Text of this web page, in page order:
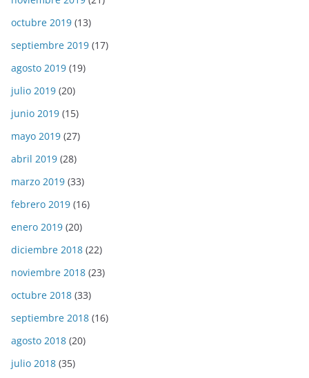
octubre 2019 (13)
septiembre 2019 (17)
agosto 2019 (19)
julio 2019 (20)
junio 2019 (15)
mayo 2019 (27)
abril 2019 (28)
marzo 2019 (33)
febrero 2019 (16)
enero 2019 (20)
diciembre 2018 (22)
noviembre 2018 (23)
octubre 2018 (33)
septiembre 2018 (16)
agosto 2018 (20)
julio 2018 (35)